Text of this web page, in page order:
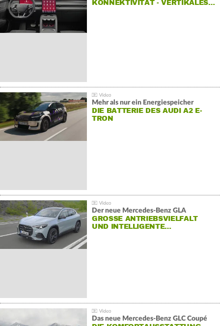
KONNEKTIVITÄT - VERTIKALES…
Mehr als nur ein Energiespeicher
DIE BATTERIE DES AUDI A2 E-
TRON
Der neue Mercedes-Benz GLA
GROSSE ANTRIEBSVIELFALT U
ND INTELLIGENTE…
Das neue Mercedes-Benz GLC Coupé